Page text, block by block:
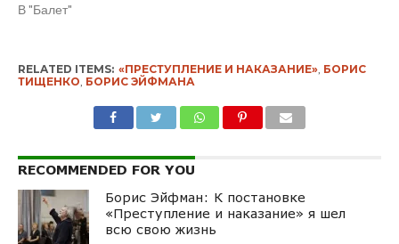
В "Балет"
RELATED ITEMS: «ПРЕСТУПЛЕНИЕ И НАКАЗАНИЕ», БОРИС
ТИЩЕНКО БОРИС ЭЙФМАНА
RECOMMENDED FOR YOU
Борис Эйфман: К постановке
«Преступление и наказание» я шел
всю свою жизнь